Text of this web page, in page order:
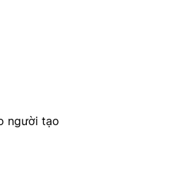
người tạo